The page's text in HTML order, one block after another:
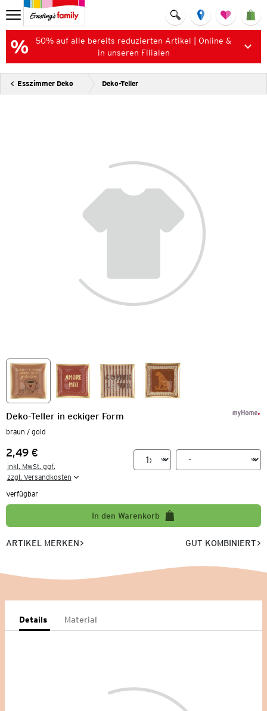
50% auf alle bereits reduzierten Artikel | Online &
in unseren Filialen
Esszimmer Deko Deko-Teller
Deko-Teller in eckiger Form
braun / gold
Preis:
2,49 €
inkl. MwSt. ggf.
zzgl. Versandkosten
Verfügbar
In den Warenkorb
ARTIKEL MERKEN GUT KOMBINIERT
Details Material